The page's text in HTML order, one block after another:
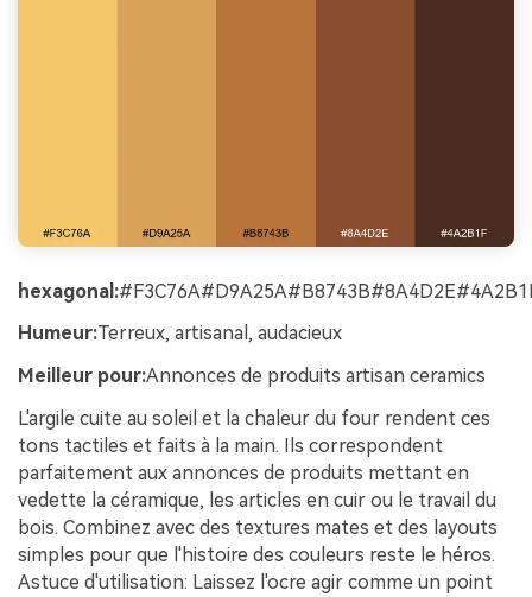
hexagonal:
Humeur:Terreux, artisanal, audacieux
Meilleur pour:Annonces de produits artisan ceramics
L'argile cuite au soleil et la chaleur du four rendent ces
tons tactiles et faits à la main. Ils correspondent
parfaitement aux annonces de produits mettant en
vedette la céramique, les articles en cuir ou le travail du
bois. Combinez avec des textures mates et des layouts
simples pour que l'histoire des couleurs reste le héros.
Astuce d'utilisation: Laissez l'ocre agir comme un point